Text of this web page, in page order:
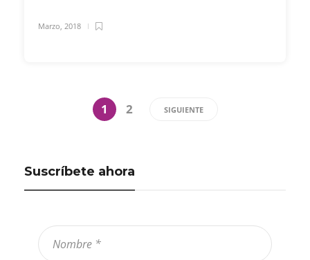
Marzo, 2018
1 2 SIGUIENTE
Suscríbete ahora